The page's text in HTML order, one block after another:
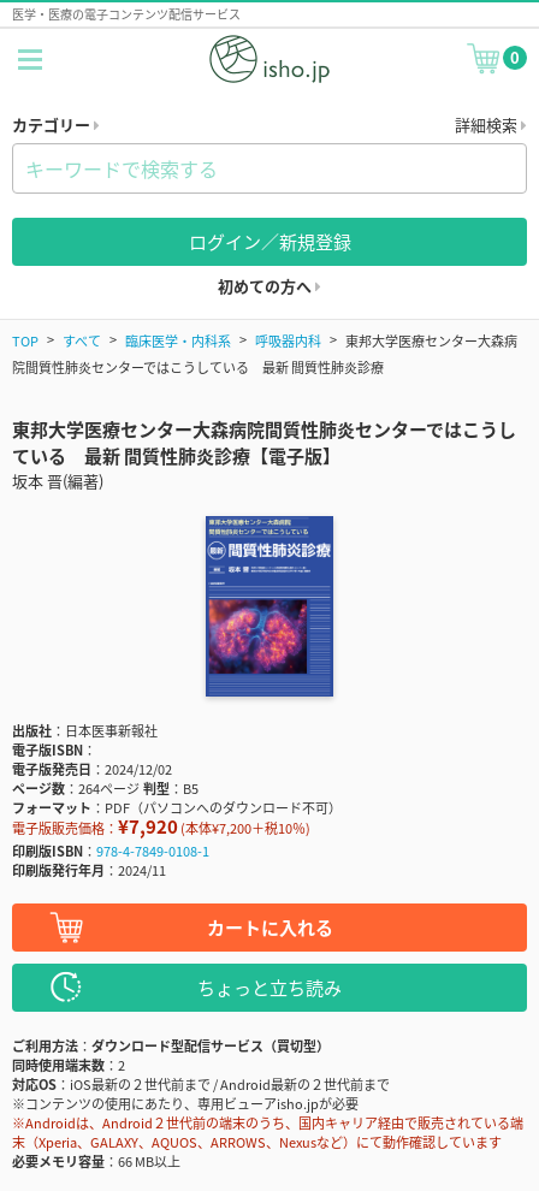
医学・医療の電子コンテンツ配信サービス
0
カテゴリー 詳細検索
ログイン／新規登録
初めての方へ
TOP すべて 臨床医学・内科系 呼吸器内科
東邦大学医療センター大森病
院間質性肺炎センターではこうしている 最新 間質性肺炎診療
東邦大学医療センター大森病院間質性肺炎センターではこうし
ている 最新 間質性肺炎診療【電子版】
坂本 晋(編著)
出版社
日本医事新報社
電子版ISBN
電子版発売日
2024/12/02
ページ数
264ページ判型
B5
フォーマット
PDF（パソコンへのダウンロード不可）
電子版販売価格： ¥7,920(本体¥7,200＋税10％)
印刷版ISBN
978-4-7849-0108-1
印刷版発行年月
2024/11
カートに入れる
ちょっと立ち読み
ご利用方法
ダウンロード型配信サービス（買切型）
同時使用端末数
2
対応OS
iOS最新の２世代前まで / Android最新の２世代前まで
※コンテンツの使用にあたり、専用ビューアisho.jpが必要
※Androidは、Android２世代前の端末のうち、国内キャリア経由で販売されている端
末（Xperia、GALAXY、AQUOS、ARROWS、Nexusなど）にて動作確認しています
必要メモリ容量
66 MB以上